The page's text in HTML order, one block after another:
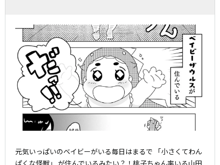
元気いっぱいのベイビーがいる毎日はまるで 「小さくてわん
ぱくな怪獣」 が住んでいるみたい？！桃子ちゃん率いる山田